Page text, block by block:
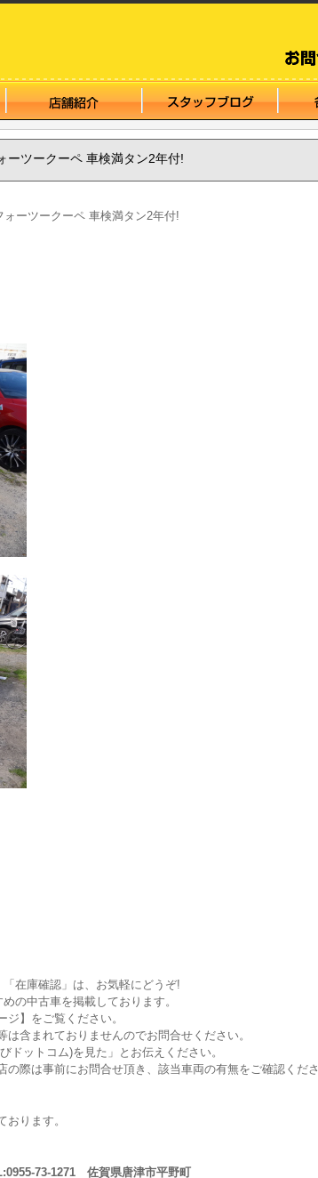
ーツークーペ 車検満タン2年付!
ーツークーペ 車検満タン2年付!
在庫確認」は、お気軽にどうぞ!
の中古車を掲載しております。
】をご覧ください。
含まれておりませんのでお問合せください。
ドットコム)を見た」とお伝えください。
際は事前にお問合せ頂き、該当車両の有無をご確認くださ
ります。
73-1271 佐賀県唐津市平野町